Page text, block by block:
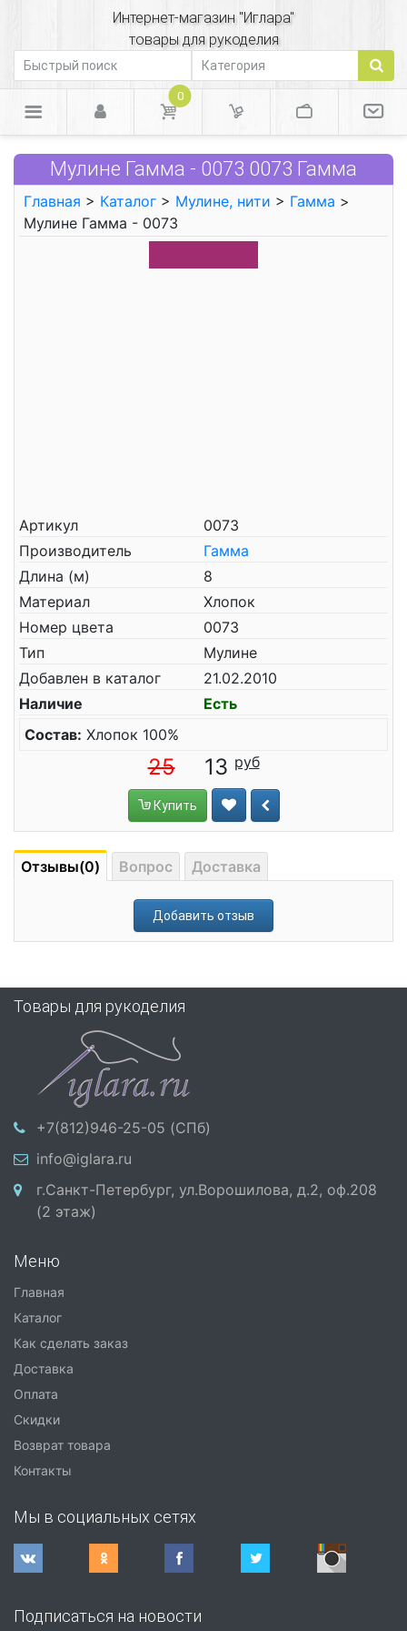
Интернет-магазин "Иглара"
товары для рукоделия
0
Мулине Гамма - 0073 0073 Гамма
Главная > Каталог > Мулине, нити > Гамма >
Мулине Гамма - 0073
Артикул
0073
Производитель
Гамма
Длина (м)
8
Материал
Хлопок
Номер цвета
0073
Тип
Мулине
Добавлен в каталог
21.02.2010
Наличие
Есть
Состав: Хлопок 100%
25 13
Купить
Отзывы(0) Вопрос Доставка
Добавить отзыв
Товары для рукоделия
+7(812)946-25-05 (СПб)
info@iglara.ru
г.Санкт-Петербург, ул.Ворошилова, д.2, оф.208
(2 этаж)
Меню
Главная
Каталог
Как сделать заказ
Доставка
Оплата
Скидки
Возврат товара
Контакты
Мы в социальных сетях
Подписаться на новости